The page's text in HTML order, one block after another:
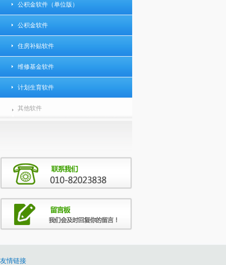
公积金软件（单位版）
公积金软件
住房补贴软件
维修基金软件
计划生育软件
其他软件
友情链接